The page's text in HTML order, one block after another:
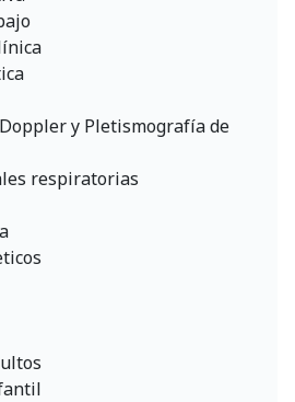
y Pletismografía de
respiratorias